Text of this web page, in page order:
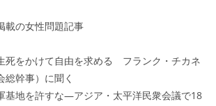
載の女性問題記事
死をかけて自由を求める フランク・チカネ
総幹事）に聞く
基地を許すな―アジア・太平洋民衆会議で18